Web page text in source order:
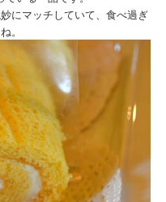
にマッチしていて、食べ過ぎ
。